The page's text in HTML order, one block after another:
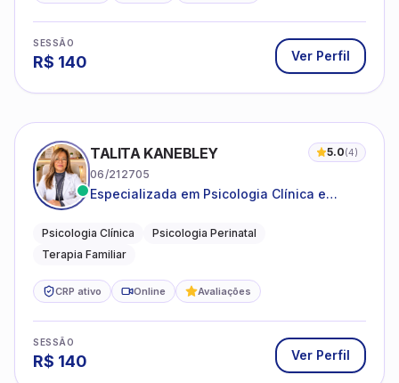
SESSÃO
R$ 140 Ver Perfil
TALITA KANEBLEY 5.0(4)
06/212705
Especializada em Psicologia Clínica e
famílias
Psicologia Clínica
Psicologia Perinatal
Terapia Familiar
CRP ativo Online Avaliações
SESSÃO
R$ 140 Ver Perfil